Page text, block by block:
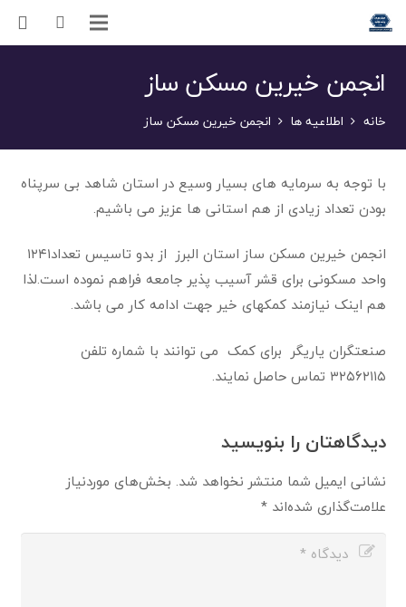
انجمن خیرین مسکن ساز
خانه اطلاعیه ها انجمن خیرین مسکن ساز
با توجه به سرمایه های بسیار وسیع در استان شاهد بی سرپناه
بودن تعداد زیادی از هم استانی ها عزیز می باشیم.
انجمن خیرین مسکن ساز استان البرز از بدو تاسیس تعداد۱۲۴۱
واحد مسکونی برای قشر آسیب پذیر جامعه فراهم نموده است.لذا
هم اینک نیازمند کمکهای خیر جهت ادامه کار می باشد.
صنعتگران یاریگر برای کمک می توانند با شماره تلفن
۳۲۵۶۲۱۱۵ تماس حاصل نمایند.
دیدگاهتان را بنویسید
نشانی ایمیل شما منتشر نخواهد شد. بخش‌های موردنیاز
علامت‌گذاری شده‌اند*